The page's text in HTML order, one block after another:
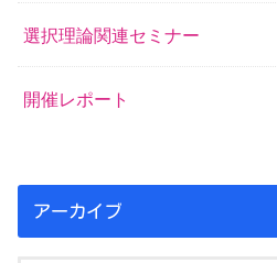
選択理論関連セミナー
開催レポート
アーカイブ